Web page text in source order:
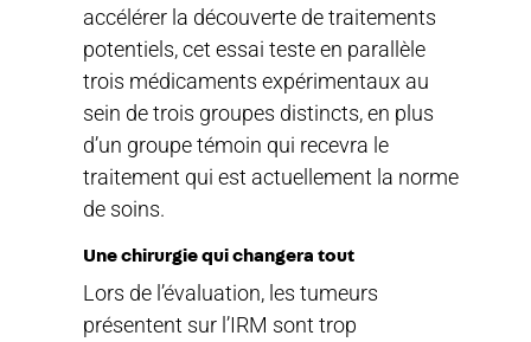
accélérer la découverte de traitements
potentiels, cet essai teste en parallèle
trois médicaments expérimentaux au
sein de trois groupes distincts, en plus
d’un groupe témoin qui recevra le
traitement qui est actuellement la norme
de soins.
Une chirurgie qui changera tout
Lors de l’évaluation, les tumeurs
présentent sur l’IRM sont trop